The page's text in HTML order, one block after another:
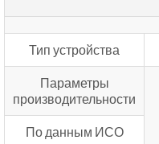
Тип устройства
Параметры
производительности
По данным ИСО